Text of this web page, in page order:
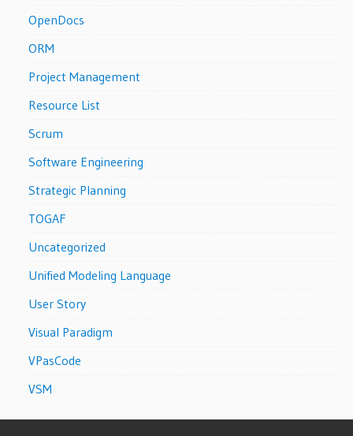
OpenDocs
ORM
Project Management
Resource List
Scrum
Software Engineering
Strategic Planning
TOGAF
Uncategorized
Unified Modeling Language
User Story
Visual Paradigm
VPasCode
VSM